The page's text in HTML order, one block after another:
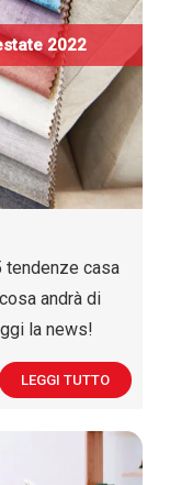
2022
tendenze casa
andrà di
la news!
LEGGI TUTTO